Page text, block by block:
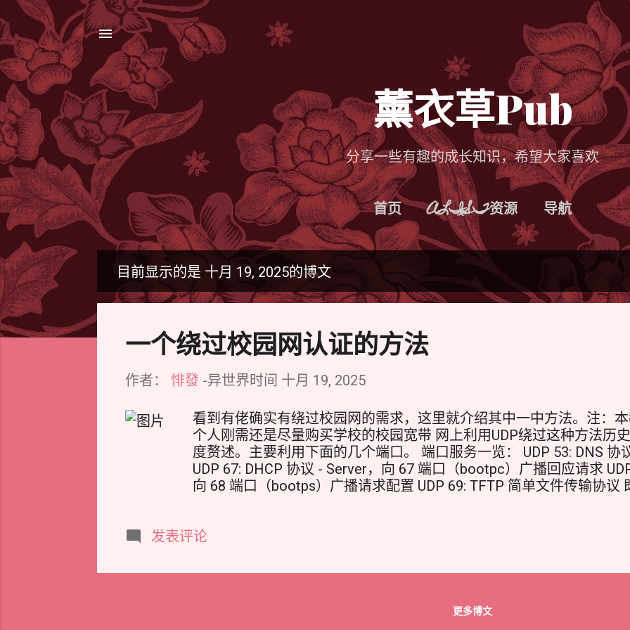
薰衣草Pub
分享一些有趣的成长知识，希望大家喜欢
首页 ALIST资源 导航
目前显示的是 十月 19, 2025的博文
一个绕过校园网认证的方法
作者： 悱發 -异世界时间 十月 19, 2025
看到有佬确实有绕过校园网的需求，这里就介绍其中一中方法。注：
个人刚需还是尽量购买学校的校园宽带 网上利用UDP绕过这种方法历
度赘述。主要利用下面的几个端口。 端口服务一览： UDP 53: DNS 协
UDP 67: DHCP 协议 - Server，向 67 端口（bootpc）广播回应请求
向 68 端口（bootps）广播请求配置 UDP 69: TFTP 简单文件传输协议
佬的Reality选址工具，寻找合适的皮。 具体访问 运行后记录下来备用
VLESS+Reality的TLS方式中SNI都可以使用上面佬脚本中查询到的域
到的最大问题就是端口被占用了 解决方法大概就是 1,修改系统DNS配
服务器地址改为Google Public DNS。 2,禁用或卸载本地DNS解析服
发表评论
更多博文